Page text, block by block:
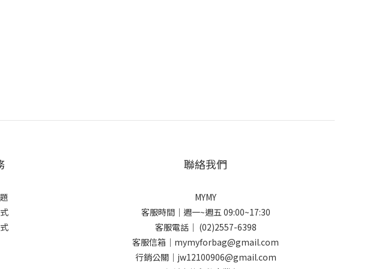
聯絡我們
MYMY
客服時間｜週一~週五 09:00~17:30
客服電話｜ (02)2557-6398
客服信箱｜mymyforbag@gmail.com
行銷公關｜jw12100906@gmail.com